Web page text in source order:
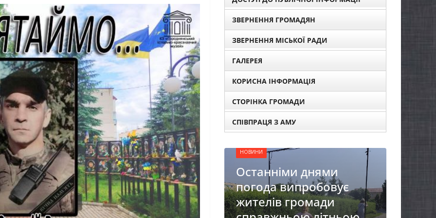
ЗВЕРНЕННЯ ГРОМАДЯН
ЗВЕРНЕННЯ МІСЬКОЇ РАДИ
ГАЛЕРЕЯ
КОРИСНА ІНФОРМАЦІЯ
СТОРІНКА ГРОМАДИ
СПІВПРАЦЯ З АМУ
уже
НОВИНИ
Останніми днями
погода випробовує
жителів громади
Оголошення про
прийом документів для
присудження Премії
Кабінету Міністрів
України за вагомий
внесок у забезпечення
енергетичної стійкості